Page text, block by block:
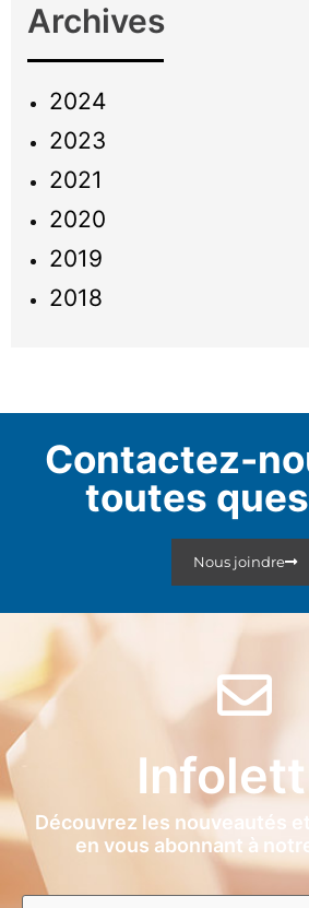
Archives
2024
2023
2021
2020
2019
2018
Contactez-
toutes
Nous joindre
Découvrez les nouveautés
en vous abonnant à
Prénom